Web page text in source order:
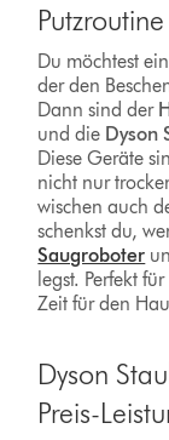
Du möchtest
der den
Dann sind der
und die Dyson
Diese Geräte
nicht nur
wischen auch
schenkst du,
Saugroboter
legst. Perfekt
Zeit für den
Dyson
Preis-